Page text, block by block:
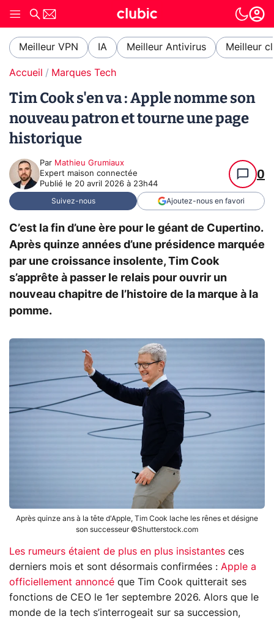
Meilleur VPN IA Meilleur Antivirus Meilleur
Accueil Marques Tech
Tim Cook s'en va : Apple nomme son
nouveau patron et tourne une page
historique
Par Mathieu Grumiaux
Expert maison connectée
Publié le 20 avril 2026 à 23h44
0
Suivez-nous Ajoutez-nous en favori
C’est la fin d’une ère pour le géant de Cupertino.
Après quinze années d’une présidence marquée
par une croissance insolente, Tim Cook
s’apprête à passer le relais pour ouvrir un
nouveau chapitre de l’histoire de la marque à la
pomme.
Après quinze ans à la tête d'Apple, Tim Cook lache les rênes et désigne
son successeur ©Shutterstock.com
Les rumeurs étaient de plus en plus insistantes ces
derniers mois et sont désormais confirmées : Apple a
officiellement annoncé que Tim Cook quitterait ses
fonctions de CEO le 1er septembre 2026. Alors que le
monde de la tech s’interrogeait sur sa succession,